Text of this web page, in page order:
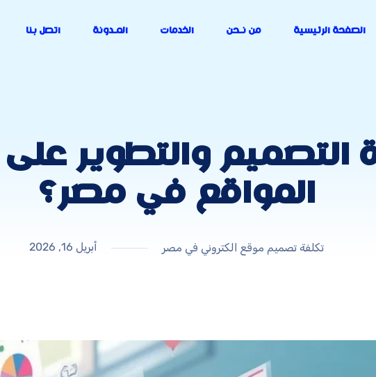
الصفحة الرئيسية من نـحن الخدمات المـدونة اتصل بنا
التصميم والتطوير
المواقع في مصر؟
تكلفة تصميم موقع الكتروني في مصر أبريل 16, 2026